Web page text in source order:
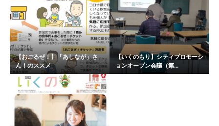
【おごるぜ！】「あしなが」さ
ん！のススメ
【いくのもり】シティプロモーシ
ョンオープン会議（第...